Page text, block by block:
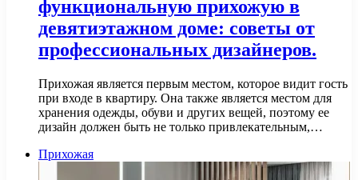
функциональную прихожую в
девятиэтажном доме: советы от
профессиональных дизайнеров.
Прихожая является первым местом, которое видит гость
при входе в квартиру. Она также является местом для
хранения одежды, обуви и других вещей, поэтому ее
дизайн должен быть не только привлекательным,…
Прихожая